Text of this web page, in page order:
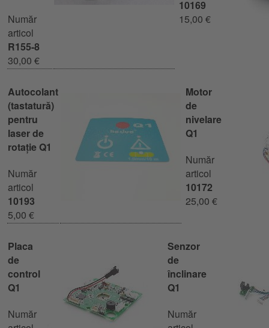
Număr
articol
R155-8
30,00 €
10169
15,00 €
Autocolant
(tastatură)
pentru
laser de
rotație Q1
Număr
articol
10193
5,00 €
Motor
de
nivelare
Q1
Număr
articol
10172
25,00 €
Placa
de
control
Q1
Număr
Senzor
de
înclinare
Q1
Număr